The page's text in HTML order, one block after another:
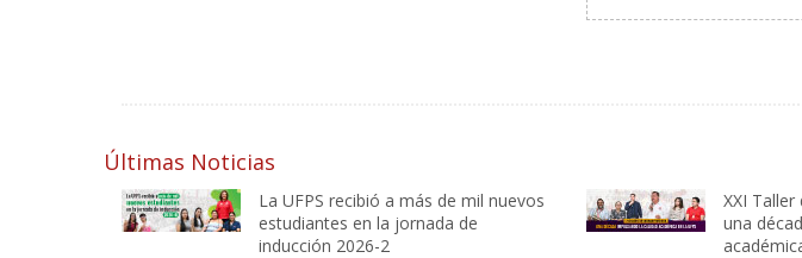
Últimas Noticias
La UFPS recibió a más de mil nuevos
estudiantes en la jornada de
inducción 2026-2
XXI
una